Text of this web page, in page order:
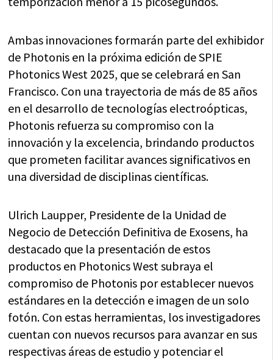
Ambas innovaciones formarán parte del exhibidor
de Photonis en la próxima edición de SPIE
Photonics West 2025, que se celebrará en San
Francisco. Con una trayectoria de más de 85 años
en el desarrollo de tecnologías electroópticas,
Photonis refuerza su compromiso con la
innovación y la excelencia, brindando productos
que prometen facilitar avances significativos en
una diversidad de disciplinas científicas.
Ulrich Laupper, Presidente de la Unidad de
Negocio de Detección Definitiva de Exosens, ha
destacado que la presentación de estos
productos en Photonics West subraya el
compromiso de Photonis por establecer nuevos
estándares en la detección e imagen de un solo
fotón. Con estas herramientas, los investigadores
cuentan con nuevos recursos para avanzar en sus
respectivas áreas de estudio y potenciar el